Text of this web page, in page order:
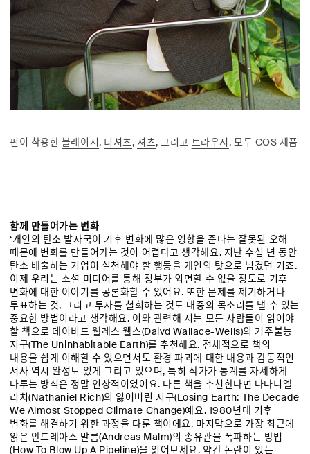
핀이 착용한 블레이저 , 티셔츠, 셔츠, 그리고 트라우저 , 모두 COS 제품
함께 만들어가는 변화
‘개인의 탄소 발자국이 기후 변화에 많은 영향을 준다는 잘못된 오해
때문에 변화를 만들어가는 것이 어렵다고 생각해요. 지난 수십 년 동안
탄소 배출하는 기업이 실천해야 할 행동을 개인의 탓으로 넘겼던 거죠.
이제 우리는 소셜 미디어를 통해 정부가 외면할 수 없을 정도로 기후
변화에 대한 이야기를 공론화할 수 있어요. 또한 문제를 제기하거나
투표하는 것, 그리고 투자를 철회하는 것도 대중의 목소리를 낼 수 있는
중요한 방법이라고 생각해요. 이와 관련해 저는 모든 사람들이 읽어야
할 책으로 데이비드 웰레스 웰스(Daivd Wallace-Wells)의 거주불능
지구(The Uninhabitable Earth)를 추천해요. 전체적으로 책의
내용을 쉽게 이해할 수 있으면서도 환경 파괴에 대한 내용과 감동적인
서사 역시 완성도 있게 그리고 있으며, 특히 작가가 통계를 자세하게
다루는 방식은 정말 인상적이었어요. 다른 책을 추천한다면 나다니엘
리치(Nathaniel Rich)의 잃어버린 지구(Losing Earth: The Decade
We Almost Stopped Climate Change)예요. 1980년대 기후
변화를 해결하기 위한 과정을 다룬 책이에요. 마지막으로 가장 최근에
읽은 안드레아스 말름(Andreas Malm)의 송유관을 폭파하는 방법
(How To Blow Up A Pipeline)을 읽어보세요. 약간 논란이 있는